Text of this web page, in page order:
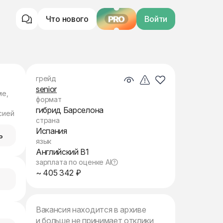
Что нового PRO Войти
грейд
senior
формат
гибрид Барселона
страна
Испания
язык
Английский B1
зарплата по оценке AI
~ 405 342 ₽
Вакансия находится в архиве
и больше не принимает отклики